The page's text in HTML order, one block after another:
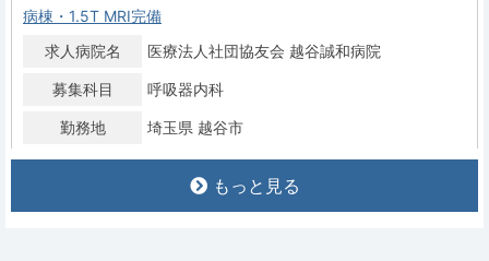
病棟・1.5T MRI完備
求人病院名
医療法人社団協友会 越谷誠和病院
募集科目 呼吸器内科
勤務地 埼玉県 越谷市
給与 年収 1,000万円 ～ 1,800万円
もっと見る